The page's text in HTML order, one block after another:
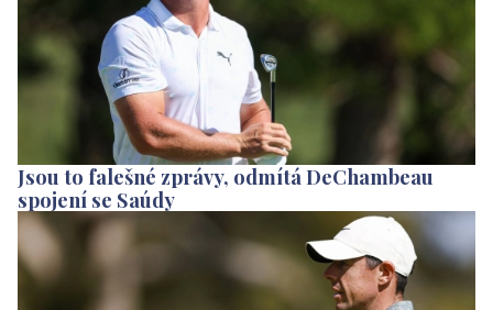
Jsou to falešné zprávy, odmítá DeChambeau
spojení se Saúdy